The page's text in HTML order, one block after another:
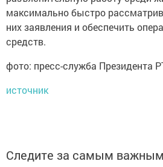
максимально быстро
них заявления и обеспечить
средств.
фото: пресс-служба Президента
источник
Следите за самым